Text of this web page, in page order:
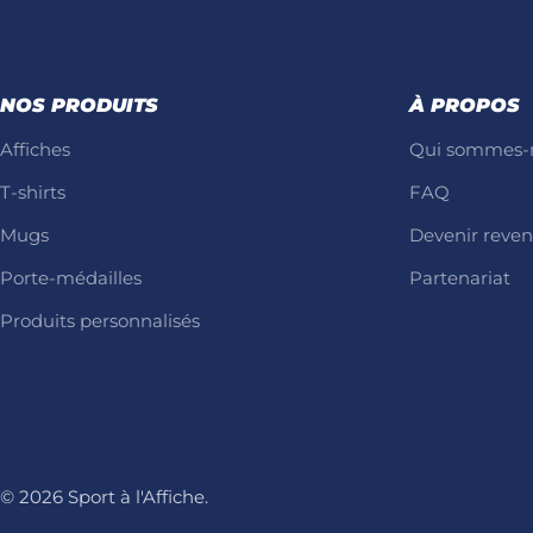
NOS PRODUITS
Affiches
T-shirts
Mugs
Porte-médailles
Produits personnalisés
À PROPOS
Qui sommes-
FAQ
Devenir
Partenariat
© 2026 Sport à l'Affiche.